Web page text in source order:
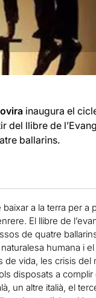
inaugura el
del llibre de
ballarins.
a la terra per a
El llibre de
de quatre
humana i
vida, les crisis del
disposats a
un altre italià, el